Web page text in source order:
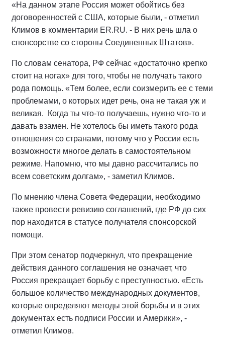
«На данном этапе Россия может обойтись без
договоренностей с США, которые были, - отметил
Климов в комментарии ER.RU. - В них речь шла о
спонсорстве со стороны Соединенных Штатов».
По словам сенатора, РФ сейчас «достаточно крепко
стоит на ногах» для того, чтобы не получать такого
рода помощь. «Тем более, если соизмерить ее с теми
проблемами, о которых идет речь, она не такая уж и
великая. Когда ты что-то получаешь, нужно что-то и
давать взамен. Не хотелось бы иметь такого рода
отношения со странами, потому что у России есть
возможности многое делать в самостоятельном
режиме. Напомню, что мы давно рассчитались по
всем советским долгам», - заметил Климов.
По мнению члена Совета Федерации, необходимо
также провести ревизию соглашений, где РФ до сих
пор находится в статусе получателя спонсорской
помощи.
При этом сенатор подчеркнул, что прекращение
действия данного соглашения не означает, что
Россия прекращает борьбу с преступностью. «Есть
большое количество международных документов,
которые определяют методы этой борьбы и в этих
документах есть подписи России и Америки», -
отметил Климов.